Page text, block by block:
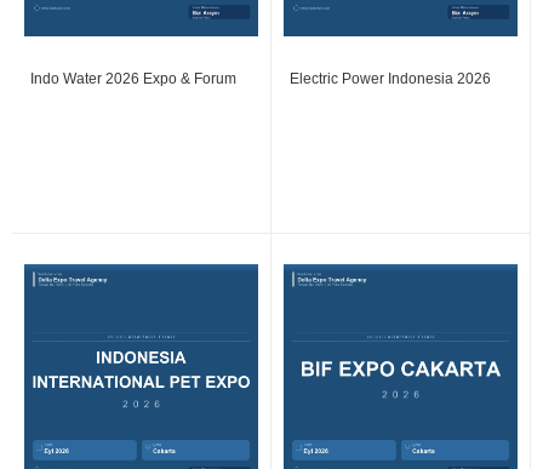
Indo Water 2026 Expo & Forum Electric Power Indonesia 2026